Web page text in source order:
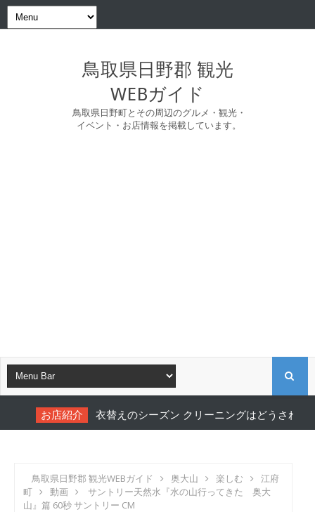
鳥取県日野郡 観光
WEBガイド
鳥取県日野町とその周辺のグルメ・観光・
イベント・お店情報を掲載しています。
お店紹介 衣替えのシーズン クリーニングはどうされてま
鳥取県日野郡 観光WEBガイド 奥大山 楽しむ
江府
町
動画
サントリー天然水『水の山行ってきた 奥大
山』篇 60秒 サントリー CM